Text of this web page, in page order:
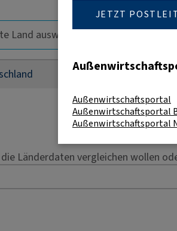
Länderdaten vergleichen wollen
JETZT
Außenwirtschaftsportal
Außenwirtschaftsportal
Außenwirtschaftsportal